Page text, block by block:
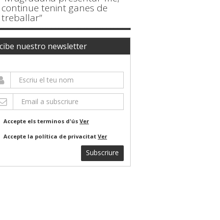
continue tenint ganes de
treballar”
nuestro newsletter
Accepte els terminos d'ús Ver
Accepte la política de privacitat Ver
Subscriure